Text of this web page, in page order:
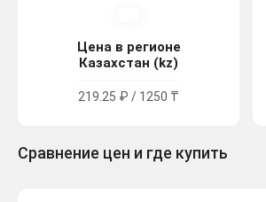
Цена в регионе
Казахстан (kz)
219.25 ₽ / 1250 ₸
Сравнение цен и где купить